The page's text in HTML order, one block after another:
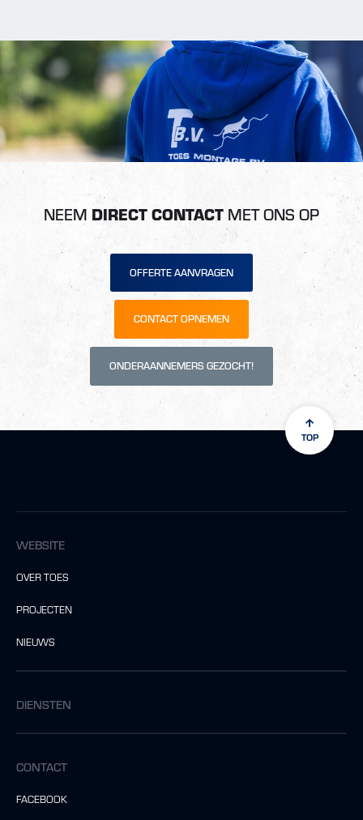
NEEM DIRECT CONTACT MET ONS OP
OFFERTE AANVRAGEN
CONTACT OPNEMEN
ONDERAANNEMERS GEZOCHT!
TOP
WEBSITE
OVER TOES
PROJECTEN
NIEUWS
DIENSTEN
CONTACT
FACEBOOK